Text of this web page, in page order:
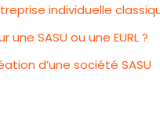
individuelle
SASU ou une EURL ?
d’une société SASU